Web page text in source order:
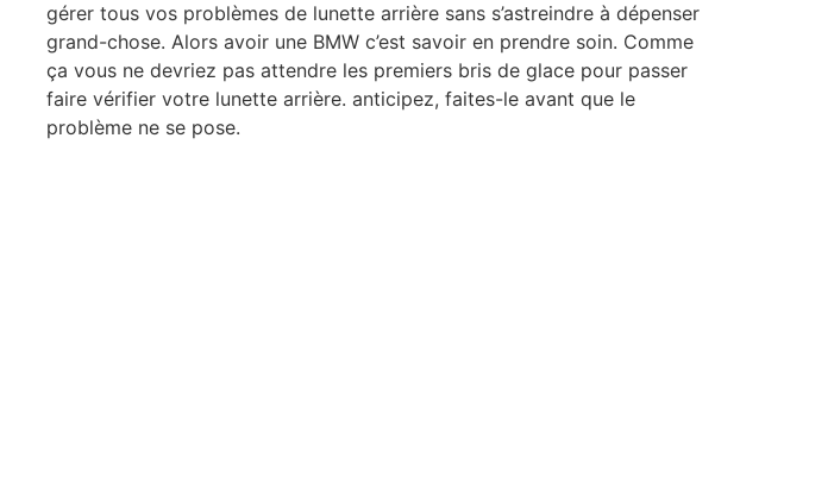
gérer tous vos problèmes de lunette arrière sans s’astreindre à dépenser
grand-chose. Alors avoir une BMW c’est savoir en prendre soin. Comme
ça vous ne devriez pas attendre les premiers bris de glace pour passer
faire vérifier votre lunette arrière. anticipez, faites-le avant que le
problème ne se pose.